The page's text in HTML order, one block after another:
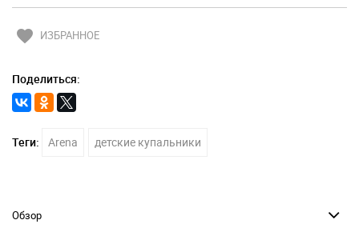
favorite ИЗБРАННОЕ
Поделиться:
Теги: Arena детские купальники
Обзор